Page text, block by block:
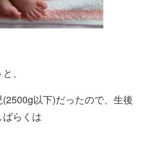
、
以下)だったので、生後
ばらくは